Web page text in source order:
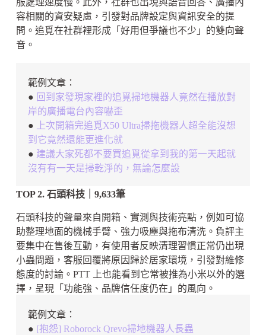
服處理速度慢。此外，社群也出現與語音回答、廣播內
容相關的資安疑慮，引發對品牌設定與資訊安全的提
問。追覓在社群裡形成「好用但爭議也不少」的雙向聲
音。
範例文章：
● 回到家發現家裡的追覓掃地機器人竟然在播放對
岸的廣播電台內容嚇歪
●
上次開箱完追覓X50 Ultra掃拖機器人超全能沒想
到它竟然還能更進化就
● 建議大家死都不要買追覓從拿到我的第一天起就
沒有有一天是掃乾淨的，無論怎麼設
TOP 2. 石頭科技｜9,633筆
石頭科技的聲量來自開箱、實測與技術亮點，例如可協
助整理地面的機械手臂、強力吸塵與拖布清洗。負評主
要集中在售後互動，有使用者反映清理習慣正常仍出現
小蟲問題，客服回覆將原因歸於居家環境，引發對維修
態度的討論。PTT 上也能看到它常被推為小米以外的選
擇，呈現「功能強、品牌信任度仍在」的風向。
範例文章：
● [抱怨] Roborock Qrevo掃地機器人長蟲